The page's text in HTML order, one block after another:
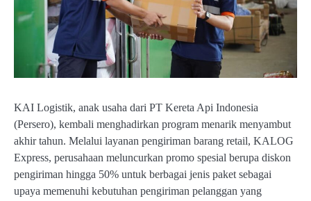
KAI Logistik, anak usaha dari PT Kereta Api Indonesia
(Persero), kembali menghadirkan program menarik menyambut
akhir tahun. Melalui layanan pengiriman barang retail, KALOG
Express, perusahaan meluncurkan promo spesial berupa diskon
pengiriman hingga 50% untuk berbagai jenis paket sebagai
upaya memenuhi kebutuhan pengiriman pelanggan yang